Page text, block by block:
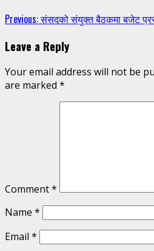
Continue
Reading
Previous:संसदको संयुक्त बैठकमा बजेट
Leave a Reply
Your email address will not be
are marked *
Comment*
Name *
Email *